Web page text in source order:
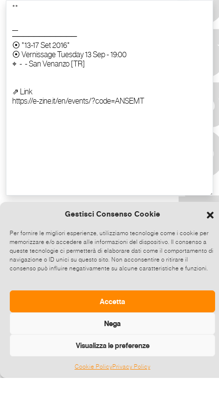
Gestisci Consenso Cookie
Per fornire le migliori esperienze, utilizziamo tecnologie come i cookie per
memorizzare e/o accedere alle informazioni del dispositivo. Il consenso a
queste tecnologie ci permetterà di elaborare dati come il comportamento di
navigazione o ID unici su questo sito. Non acconsentire o ritirare il
consenso può influire negativamente su alcune caratteristiche e funzioni.
Accetta
Nega
Visualizza le preferenze
Cookie PolicyPrivacy Policy
Copy the text
Share on Whatsapp, click and then
choose up to 5 contacts at a time to share
this event.
Send